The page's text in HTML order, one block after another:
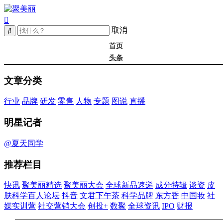
取消
首页
头条
成分
中国妆
实训营
文章分类
行业 品牌 研发 零售 人物 专题 图说 直播
明星记者
@夏天同学
推荐栏目
快讯 聚美丽精选 聚美丽大会 全球新品速递 成分特辑 谈资 皮
肤科学百人论坛 抖音 文君下午茶 科学品牌 东方香 中国妆 社
媒实训营 社交营销大会 创投+ 数聚 全球资讯 IPO 财报